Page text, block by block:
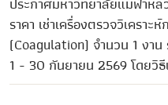
ราคา เช่าเครื่องตรวจวิเคราะ
(Coagulation) จำนวน 1 งาน
1 - 30 กันยายน 2569 โดยวิธี